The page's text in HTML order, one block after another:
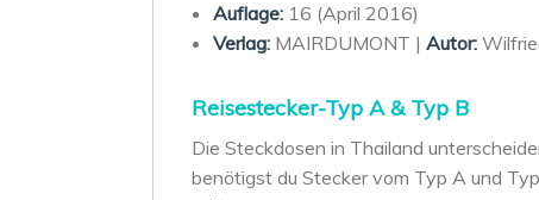
Auflage:16 (April 2016)
Verlag:MAIRDUMONT | Autor:
Reisestecker-Typ A & Typ B
Die Steckdosen in Thailand
benötigst du Stecker vom Typ A und